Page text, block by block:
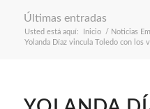
Últimas entradas
Usted está aquí: Inicio / Noticias
Yolanda Díaz vincula Toledo con los